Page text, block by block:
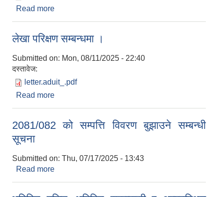
Read more
लेखा परिक्षण सम्बन्धमा ।
Submitted on: Mon, 08/11/2025 - 22:40
दस्तावेज:
letter.aduit_.pdf
Read more
2081/082 को सम्पत्ति विवरण बुझाउने सम्बन्धी
सूचना
Submitted on: Thu, 07/17/2025 - 13:43
Read more